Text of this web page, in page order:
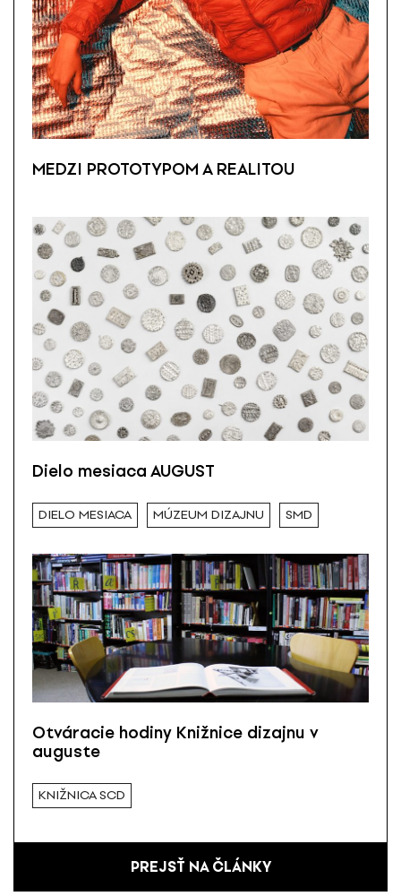
MEDZI PROTOTYPOM A REALITOU
Dielo mesiaca AUGUST
DIELO MESIACA MÚZEUM DIZAJNU SMD
Otváracie hodiny Knižnice dizajnu v
auguste
KNIŽNICA SCD
PREJSŤ NA ČLÁNKY